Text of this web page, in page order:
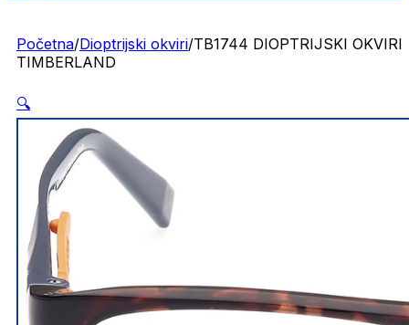
Početna/Dioptrijski okviri/TB1744 DIOPTRIJSKI OKVIRI
TIMBERLAND
🔍